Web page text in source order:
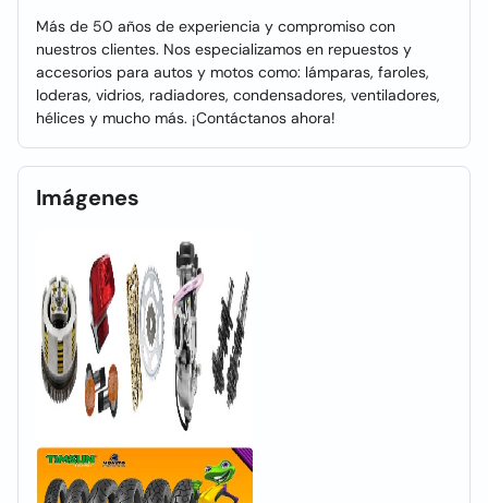
Más de 50 años de experiencia y compromiso con
nuestros clientes. Nos especializamos en repuestos y
accesorios para autos y motos como: lámparas, faroles,
loderas, vidrios, radiadores, condensadores, ventiladores,
hélices y mucho más. ¡Contáctanos ahora!
Imágenes